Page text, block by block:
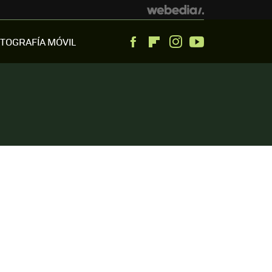
MÓVIL FacebookFlipboardInstagram